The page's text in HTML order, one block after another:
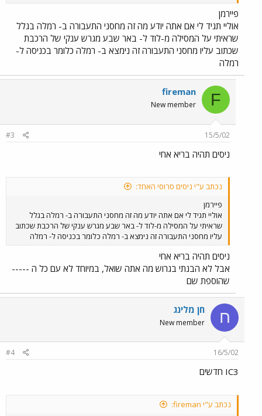
פיירמן
אוליי תגיד לי אם אתה יודע מה זה מחסני התעבורה ב- רמלה בגלל
שראיתי על המסילה מ-לוד ל- באר שבע מגרש ענקי של הרכבת
שכתוב עליו מחסני התעבורה זה נימצא ב- רמלה כלומר בכניסה ל-
רמלה
F
fireman
New member
15/5/02
#3
ניסים תהיה בריא אחי
נכתב ע"י ניסים סרוסי האחד:
פיירמן
אוליי תגיד לי אם אתה יודע מה זה מחסני התעבורה ב- רמלה בגלל
שראיתי על המסילה מ-לוד ל- באר שבע מגרש ענקי של הרכבת שכתוב
עליו מחסני התעבורה זה נימצא ב- רמלה כלומר בכניסה ל- רמלה
ניסים תהיה בריא אחי
אבל לא הבנתי בגרוש מה אתה שואל, במיוחד לא עם כל ה -----
שהוספת שם
ח חן מלינג
New member
16/5/02
#4
IC3 חדשים
נכתב ע"י fireman: